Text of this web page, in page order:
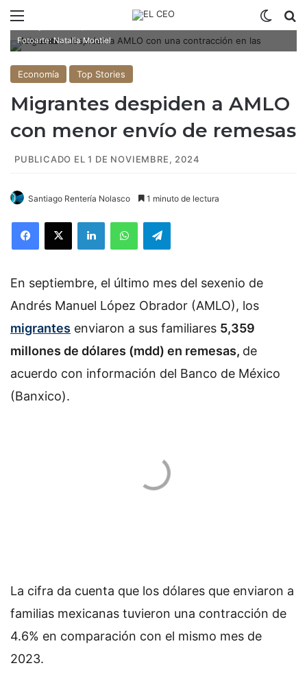
Fotoarte: Natalia Montiel
Economía Top Stories
Migrantes despiden a AMLO
con menor envío de remesas
PUBLICADO EL 1 DE NOVIEMBRE, 2024
Santiago Rentería Nolasco 1 minuto de lectura
En septiembre, el último mes del sexenio de
Andrés Manuel López Obrador (AMLO), los
migrantes enviaron a sus familiares 5,359
millones de dólares (mdd) en remesas, de
acuerdo con información del Banco de México
(Banxico).
La cifra da cuenta que los dólares que enviaron a
familias mexicanas tuvieron una contracción de
4.6% en comparación con el mismo mes de
2023.